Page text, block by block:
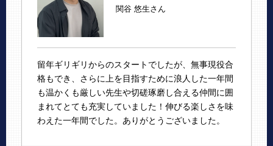
関谷 悠生さん
留年ギリギリからのスタートでしたが、無事現役合
格もでき、さらに上を目指すために浪人した一年間
も温かくも厳しい先生や切磋琢磨し合える仲間に囲
まれてとても充実していました！伸びる楽しさを味
わえた一年間でした。ありがとうございました。